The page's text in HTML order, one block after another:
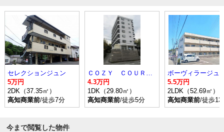
セレクションジュン
5万円
2DK（37.35㎡）
高知商業前/徒歩7分
ＣＯＺＹ ＣＯＵＲＴ（コージーコート）
4.3万円
1DK（29.80㎡）
高知商業前/徒歩5分
5.5万円
2LDK（52.69㎡）
高知商業前/徒歩13
今まで閲覧した物件